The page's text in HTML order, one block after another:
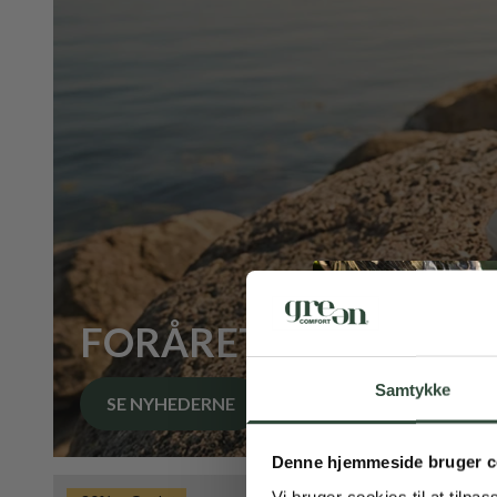
Samtykke
Denne hjemmeside bruger
FORÅRET STARTER
SE NYHEDERNE